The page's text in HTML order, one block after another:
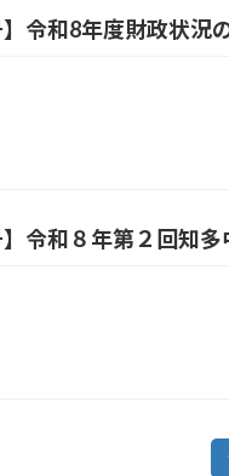
】令和8年度財政状況
】令和８年第２回知